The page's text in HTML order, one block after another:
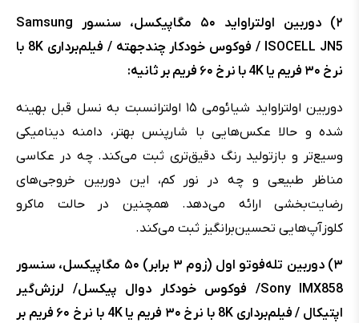
۲) دوربین اولتراواید ۵۰ مگاپیکسل، سنسور Samsung
ISOCELL JN5 / فوکوس خودکار چندجهته / فیلم‌برداری 8K با
نرخ ۳۰ فریم یا 4K با نرخ ۶۰ فریم بر ثانیه:
دوربین اولتراواید شیائومی ۱۵ اولترانسبت به نسل قبل بهینه
شده و حالا عکس‌هایی با شارپنس بهتر، دامنه دینامیکی
وسیع‌تر و بازتولید رنگ دقیق‌تری ثبت می‌کند. چه در عکاسی
مناظر طبیعی و چه در نور کم، این دوربین خروجی‌های
رضایت‌بخشی ارائه می‌دهد. همچنین در حالت ماکرو
کلوزآپ‌هایی تحسین‌برانگیز ثبت می‌کند.
۳) دوربین تله‌فوتو اول (زوم ۳ برابر) ۵۰ مگاپیکسل، سنسور
Sony IMX858/ فوکوس خودکار دوال پیکسل/ لرزش‌گیر
اپتیکال / فیلم‌برداری 8K با نرخ ۳۰ فریم یا 4K با نرخ ۶۰ فریم بر